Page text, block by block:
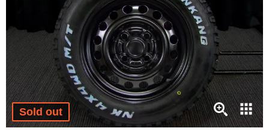
17インチ：冬タイヤホイール
18インチ：冬タイヤホイール
19インチ：冬タイヤホイール
20インチ：冬タイヤホイール
Sold out